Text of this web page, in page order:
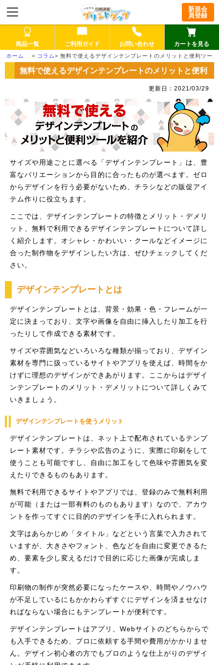
新規会
員登録
商品一覧 ご利用ガイド お問い合わせ カートを見る
> コラム> 無料で使えるデザインテンプレートのメリットと便利ツー
無料で使えるデザインテンプレートのメリットと便利
更新日：2021/03/29
サイズや用途ごとに選べる「デザインテンプレート」は、豊
富なバリエーションから目的に合ったものが選べます。ゼロ
からデザインを行う必要がないため、チラシなどの販促アイ
テム作りに役立ちます。
ここでは、デザインテンプレートの特徴とメリット・デメリ
ット、無料で利用できるデザインテンプレートについて詳し
く紹介します。オシャレ・かわいい・クールなどイメージに
合った制作物をデザインしたい方は、ぜひチェックしてくだ
さい。
デザインテンプレートとは
デザインテンプレートとは、背景・効果・色・フレームが一
定に決まっており、文字や画像を自由に挿入したり加工を行
ったりして作成できる素材です。
サイズや雰囲気などいろいろな種類が揃っており、デザイン
素材を専門に扱っているサイトやアプリを使えば、時間をか
けずに理想のデザインができあがります。ここからはデザイ
ンテンプレートのメリット・デメリットについて詳しくみて
いきましょう。
デザインテンプレートを使うメリット
デザインテンプレートは、ネット上で配布されているテンプ
レート素材です。チラシや広告のように、実際に印刷をして
使うことも可能ですし、自由に加工をして色味や雰囲気を変
えたりできるものもあります。
無料で利用できるサイトやアプリでは、登録のみで無料利用
が可能（または一部有料のものもあります）なので、アカウ
ントを作ってすぐに目的のデザインを手に入れられます。
文字はあらかじめ「タイトル」などという言葉で入力されて
いますが、大きさやフォント、色などを自由に変更できるた
め、要素を少し変えるだけで目的に応じた画像が完成しま
す。
印刷物の制作が突然必要になったケースや、時間やノウハウ
が不足しているにもかかわらずすぐにデザインを済ませなけ
ればならない場合にもテンプレートが便利です。
デザインテンプレートはアプリ、Webサイトのどちらからで
も入手できるため、プロに依頼する手間や費用がかかりませ
ん。デザイン初心者の方でもプロのような仕上がりのデザイ